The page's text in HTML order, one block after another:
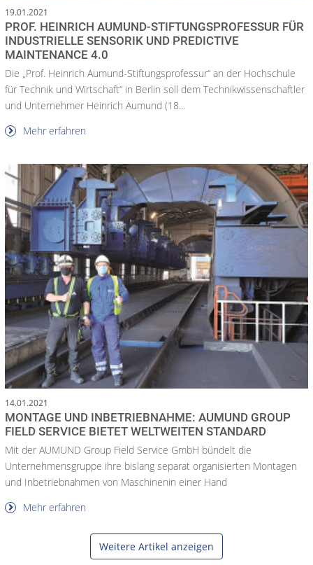
19.01.2021
PROF. HEINRICH AUMUND-STIFTUNGSPROFESSUR FÜR
INDUSTRIELLE SENSORIK UND PREDICTIVE
MAINTENANCE 4.0
Die „Prof. Heinrich Aumund-Stiftungsprofessur“ an der Hochschule
für Technik und Wirtschaft“ in Berlin soll dem Technikwissenschaftler
und Unternehmer Heinrich Aumund (18...
Mehr erfahren
14.01.2021
MONTAGE UND INBETRIEBNAHME: AUMUND GROUP
FIELD SERVICE BIETET WELTWEITEN STANDARD
Mit der AUMUND Group Field Service GmbH bündelt die
Unternehmensgruppe ihre bislang separat organisierten Montagen
und Inbetriebnahmen von Maschinenin einer Hand
Mehr erfahren
Weitere Artikel anzeigen